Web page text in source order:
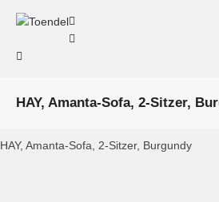
HAY, Amanta-Sofa, 2-Sitzer,
HAY, Amanta-Sofa, 2-Sitzer, Burgundy